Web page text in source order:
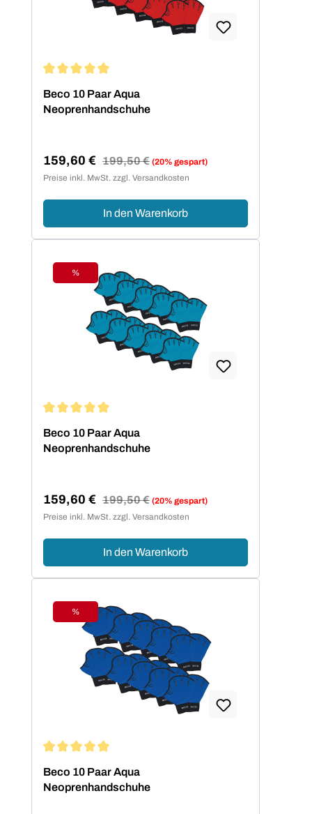
Beco 10 Paar Aqua
Neoprenhandschuhe
Verkaufspreis:
159,60 € Regulärer Preis:
199,50 € (20% gespart)
Preise inkl. MwSt. zzgl. Versandkosten
In den Warenkorb
Rabatt
%
Beco 10 Paar Aqua
Neoprenhandschuhe
Verkaufspreis:
159,60 € Regulärer Preis:
199,50 € (20% gespart)
Preise inkl. MwSt. zzgl. Versandkosten
In den Warenkorb
Rabatt
%
Beco 10 Paar Aqua
Neoprenhandschuhe